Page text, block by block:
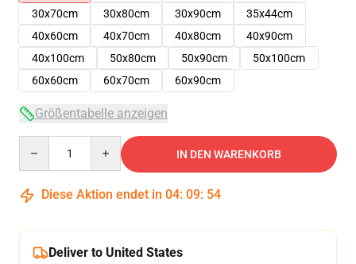
30x70cm
30x80cm 30x90cm
35x44cm
40x60cm
40x70cm 40x80cm
40x90cm
40x100cm
50x80cm 50x90cm
50x100cm
60x60cm
60x70cm 60x90cm
Größentabelle anzeigen
IN DEN WARENKORB
Diese Aktion endet in 04: 09: 54
Deliver to United States